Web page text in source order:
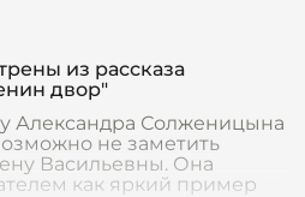
из рассказа
двор"
Александра Солженицына
не заметить
Васильевны. Она
как яркий пример